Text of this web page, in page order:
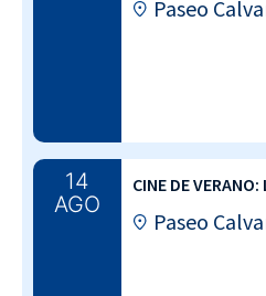
Paseo
14
AGO
CINE DE
Paseo